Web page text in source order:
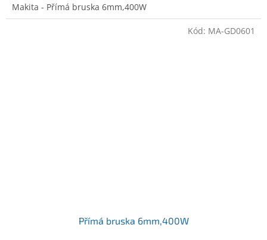
Makita - Přímá bruska 6mm,400W
Přímá bruska 6mm,400W
Kód: MA-GD0601